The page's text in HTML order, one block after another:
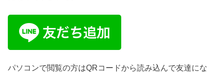
パソコンで閲覧の方はQRコードから読み込んで友達にな